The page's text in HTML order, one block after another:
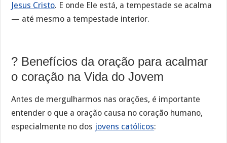
Jesus Cristo. E onde Ele está, a tempestade se acalma
— até mesmo a tempestade interior.
? Benefícios da oração para acalmar
o coração na Vida do Jovem
Antes de mergulharmos nas orações, é importante
entender o que a oração causa no coração humano,
especialmente no dos jovens católicos: